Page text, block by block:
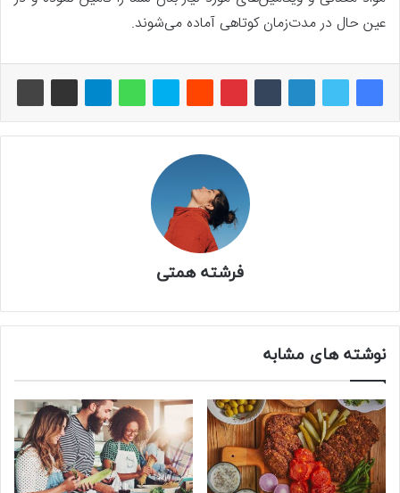
عین حال در مدت‌زمان کوتاهی آماده می‌شوند.
فرشته همتی
نوشته های مشابه